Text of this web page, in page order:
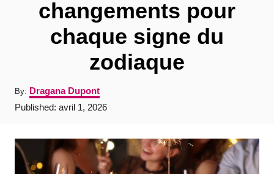
changements pour
chaque signe du
zodiaque
By: A
u
t
o
Dragana Dupont
P
t
Published: avril 1, 2026